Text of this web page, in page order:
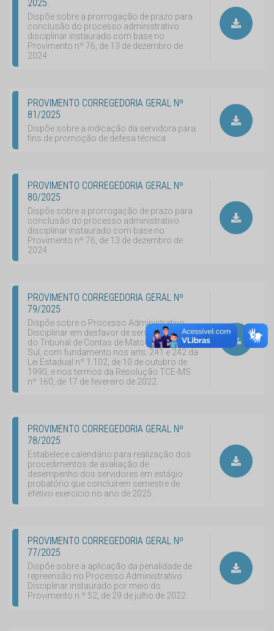
2025.
Dispõe sobre a prorrogação de prazo para
conclusão do processo administrativo
disciplinar instaurado com base no
Provimento nº 76, de 13 de dezembro de
2024
PROVIMENTO CORREGEDORIA GERAL Nº
81/2025
Dispõe sobre a indicação da servidora para
fins de promoção de defesa técnica
PROVIMENTO CORREGEDORIA GERAL Nº
80/2025
Dispõe sobre a prorrogação de prazo para
conclusão do processo administrativo
disciplinar instaurado com base no
Provimento nº 76, de 13 de dezembro de
2024.
PROVIMENTO CORREGEDORIA GERAL Nº
79/2025
Dispõe sobre o Processo Administrativo
Disciplinar em desfavor de servidor efetivo
do Tribunal de Contas de Mato Grosso do
Sul, com fundamento nos arts. 241 e 242 da
Lei Estadual nº 1.102, de 10 de outubro de
1990, e nos termos da Resolução TCE-MS
nº 160, de 17 de fevereiro de 2022.
PROVIMENTO CORREGEDORIA GERAL Nº
78/2025
Estabelece calendário para realização dos
procedimentos de avaliação de
desempenho dos servidores em estágio
probatório que concluírem semestre de
efetivo exercício no ano de 2025.
PROVIMENTO CORREGEDORIA GERAL Nº
77/2025
Dispõe sobre a aplicação da penalidade de
repreensão no Processo Administrativo
Disciplinar instaurado por meio do
Provimento n.º 52, de 29 de julho de 2022.